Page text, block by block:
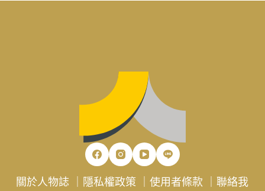
關於人物誌 隱私權政策 ｜使用者條款 ｜聯絡我